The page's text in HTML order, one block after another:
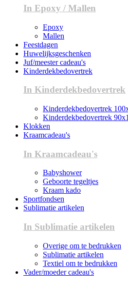
In Epoxy / Mallen
Epoxy
Mallen
Feestdagen
Huwelijksgeschenken
Juf/meester cadeau's
Kinderdekbedovertrek
In Kinderdekbedovertrek
Kinderdekbedovertrek
Kinderdekbedovertrek
Klokken
Kraamcadeau's
In Kraamcadeau's
Babyshower
Geboorte tegeltjes
Kraam kado
Sportfondsen
Sublimatie artikelen
In Sublimatie artikelen
Overige om te bedrukken
Sublimatie artikelen
Textiel om te bedrukken
Vader/moeder cadeau's